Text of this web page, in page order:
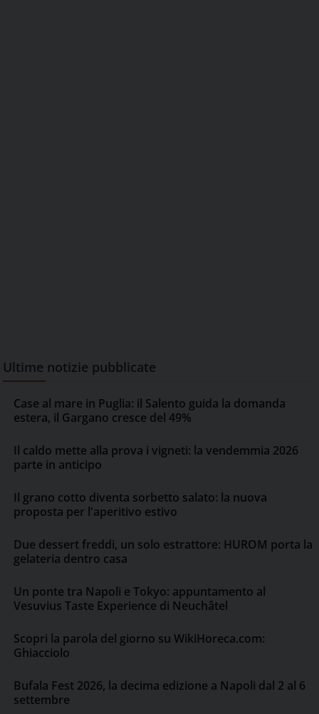
Ultime notizie pubblicate
Case al mare in Puglia: il Salento guida la domanda
estera, il Gargano cresce del 49%
Il caldo mette alla prova i vigneti: la vendemmia 2026
parte in anticipo
Il grano cotto diventa sorbetto salato: la nuova
proposta per l'aperitivo estivo
Due dessert freddi, un solo estrattore: HUROM porta la
gelateria dentro casa
Un ponte tra Napoli e Tokyo: appuntamento al
Vesuvius Taste Experience di Neuchâtel
Scopri la parola del giorno su WikiHoreca.com:
Ghiacciolo
Bufala Fest 2026, la decima edizione a Napoli dal 2 al 6
settembre